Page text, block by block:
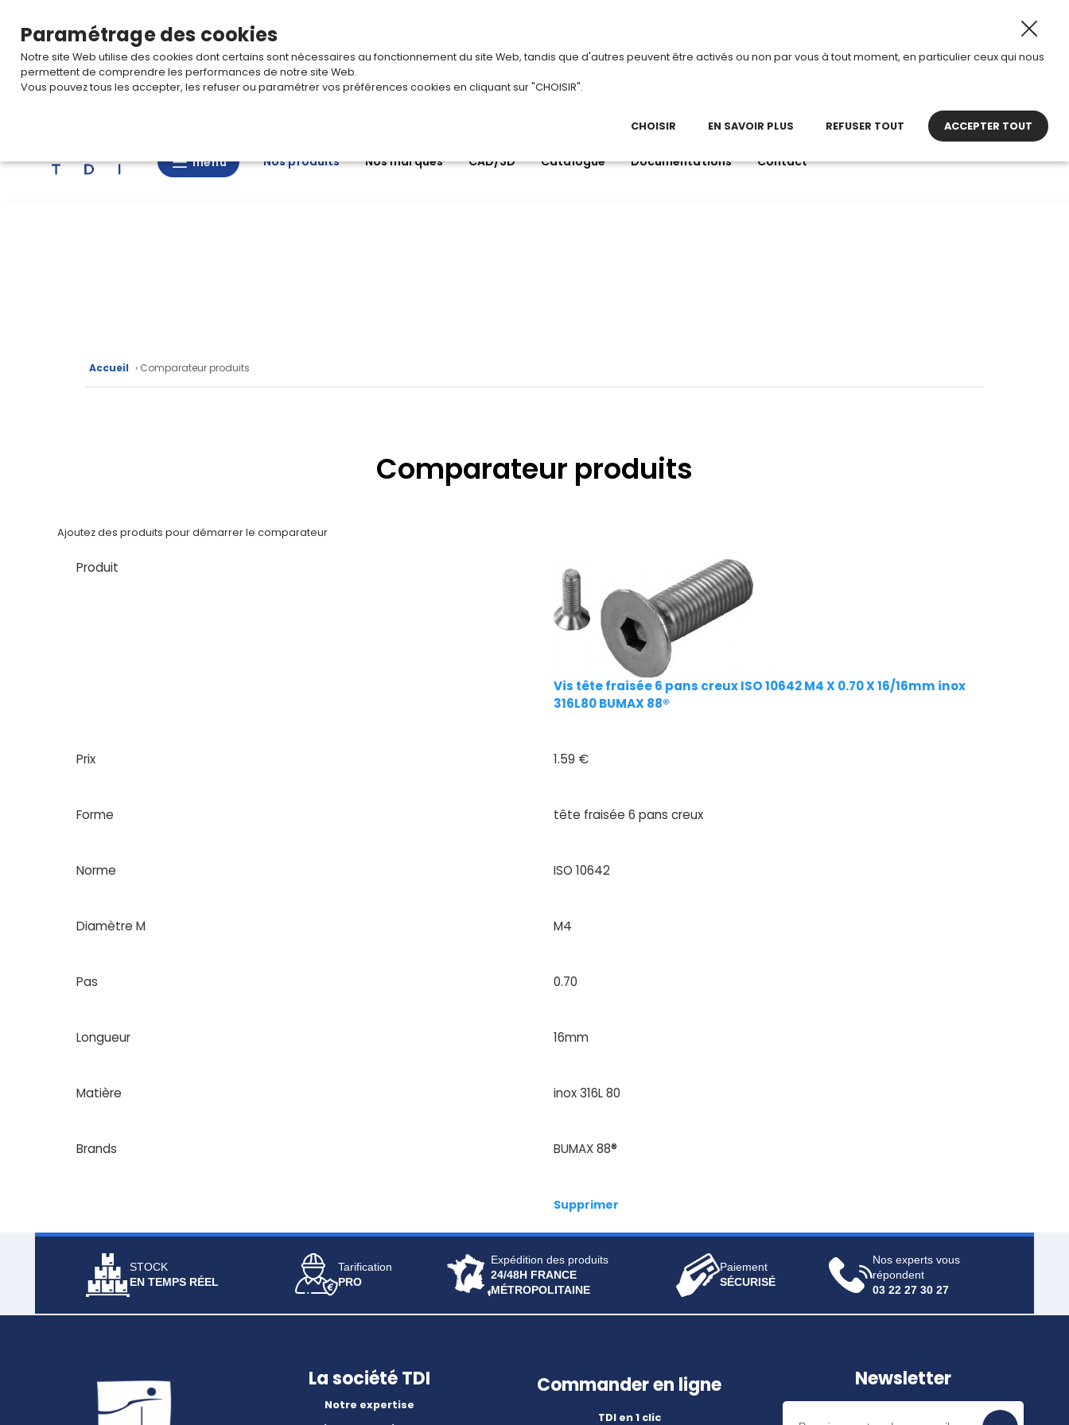
Du 3 au 28 août 2026, TDI passe en mode été. Horaires
Fiches
techniques
panier
menu
menu Nos produits Nos marques CAD/3D Catalogue Documentations Contact
Accueil › Comparateur produits
Comparateur produits
Ajoutez des produits pour démarrer le comparateur
Produit
Vis tête fraisée 6 pans creux ISO 10642 M4 X 0.70 X 16/16mm inox
316L80 BUMAX 88®
Prix 1.59 €
Forme tête fraisée 6 pans creux
Norme ISO 10642
Diamètre M M4
Pas 0.70
Longueur 16mm
Matière inox 316L 80
Brands BUMAX 88®
Supprimer
STOCK
EN TEMPS RÉEL
Tarification
PRO
Expédition des produits
24/48H FRANCE
MÉTROPOLITAINE
Paiement
SÉCURISÉ
Nos experts vous
répondent
03 22 27 30 27
La société TDI
Notre expertise
Commander en ligne
TDI en 1 clic
Newsletter
Paramétrage des cookies
Notre site Web utilise des cookies dont certains sont nécessaires au fonctionnement du site Web, tandis que d'autres peuvent être activés ou non par vous à tout moment, en particulier ceux qui nous
permettent de comprendre les performances de notre site Web.
Vous pouvez tous les accepter, les refuser ou paramétrer vos préférences cookies en cliquant sur "CHOISIR".
CHOISIR EN SAVOIR PLUS REFUSER TOUT ACCEPTER TOUT